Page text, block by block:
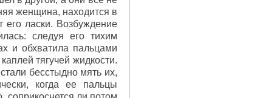
женщина, находится в
его ласки. Возбуждение
следуя его тихим
и обхватила пальцами
тягучей жидкости.
бесстыдно мять их,
когда ее пальцы